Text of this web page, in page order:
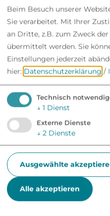
Beim Besuch unserer
Sie verarbeitet. Mit Ihrer
an Dritte, z.B. zum Zweck
übermittelt werden. Sie
Einstellungen jederzeit
hier: Datenschutzerklärung /
Technisch
↓ 1 Dienst
Externe Dienste
↓ 2 Dienste
Ausgewählte
Alle akzeptieren